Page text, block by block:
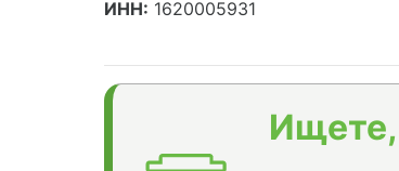
ИНН: 1620005931
Ищете,